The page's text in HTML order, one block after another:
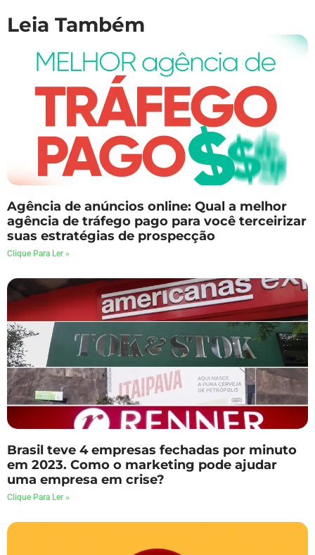
Agência de anúncios online: Qual a melhor
agência de tráfego pago para você terceirizar
suas estratégias de prospecção
Clique Para Ler »
Brasil teve 4 empresas fechadas por minuto
em 2023. Como o marketing pode ajudar
uma empresa em crise?
Clique Para Ler »
Leia Também